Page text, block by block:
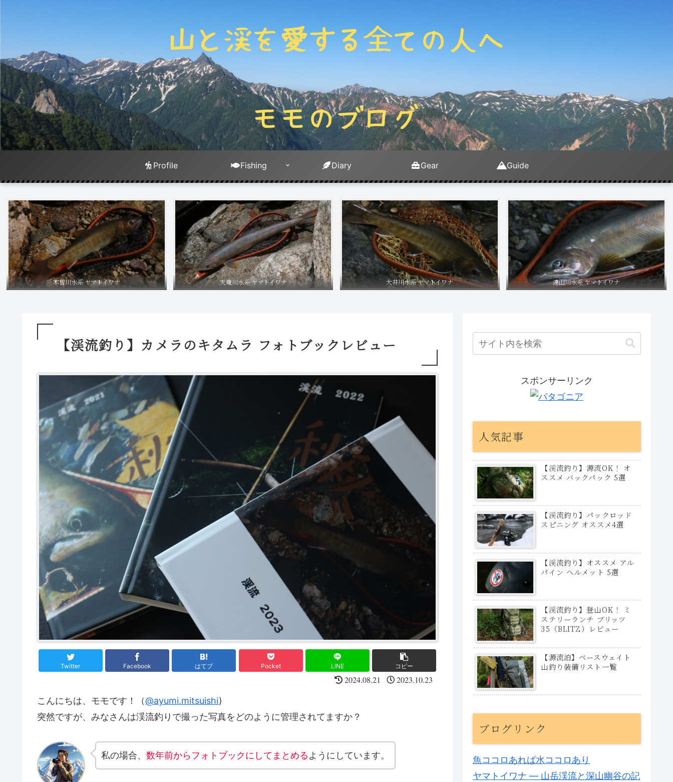
Profile Fishing Diary Gear Guide
木曽川水系 ヤマトイワナ 天竜川水系 ヤマトイワナ 大井川水系 ヤマトイワナ 遠山川水系 ヤマトイワナ
【渓流釣り】カメラのキタムラ フォトブックレビュー
Twitter Facebook はてブ Pocket LINE コピー
2024.08.21 2023.10.23
こんにちは、モモです！（@ayumi.mitsuishi)
突然ですが、みなさんは渓流釣りで撮った写真をどのように管理されてますか？
私の場合、 数年前からフォトブックにしてまとめるようにしています。
スポンサーリンク
人気記事
【渓流釣り】源流OK！ オ
ススメ バックパック 5選
【渓流釣り】パックロッド
スピニング オススメ4選
【渓流釣り】オススメ アル
パイン ヘルメット 5選
【渓流釣り】登山OK！ ミ
ステリーランチ ブリッツ
35（BLITZ）レビュー
【源流泊】ベースウェイト
山釣り装備リスト一覧
ブログリンク
魚ココロあれば水ココロあり
ヤマトイワナ — 山岳渓流と深山幽谷の記